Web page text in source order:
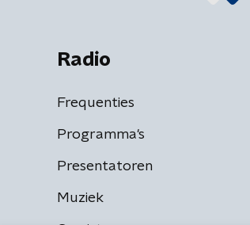
Radio
Frequenties
Programma's
Presentatoren
Muziek